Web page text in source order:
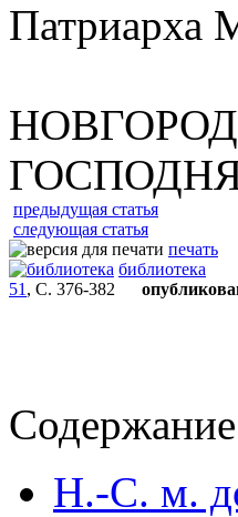
Патриарха
предыдущая статья
следующая статья
печать
библиотека
51 , С. 376-382
Содержание
Н.-С. м.